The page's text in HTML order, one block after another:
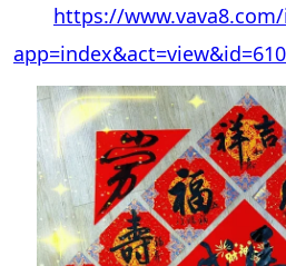
https://